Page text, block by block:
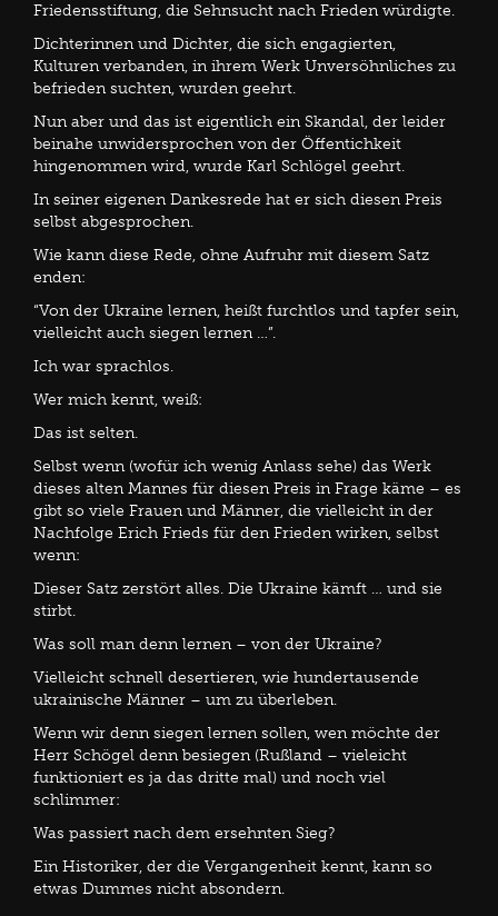
Friedensstiftung, die Sehnsucht nach Frieden würdigte.
Dichterinnen und Dichter, die sich engagierten,
Kulturen verbanden, in ihrem Werk Unversöhnliches zu
befrieden suchten, wurden geehrt.
Nun aber und das ist eigentlich ein Skandal, der leider
beinahe unwidersprochen von der Öffentichkeit
hingenommen wird, wurde Karl Schlögel geehrt.
In seiner eigenen Dankesrede hat er sich diesen Preis
selbst abgesprochen.
Wie kann diese Rede, ohne Aufruhr mit diesem Satz
enden:
“Von der Ukraine lernen, heißt furchtlos und tapfer sein,
vielleicht auch siegen lernen …”.
Ich war sprachlos.
Wer mich kennt, weiß:
Das ist selten.
Selbst wenn (wofür ich wenig Anlass sehe) das Werk
dieses alten Mannes für diesen Preis in Frage käme – es
gibt so viele Frauen und Männer, die vielleicht in der
Nachfolge Erich Frieds für den Frieden wirken, selbst
wenn:
Dieser Satz zerstört alles. Die Ukraine kämft … und sie
stirbt.
Was soll man denn lernen – von der Ukraine?
Vielleicht schnell desertieren, wie hundertausende
ukrainische Männer – um zu überleben.
Wenn wir denn siegen lernen sollen, wen möchte der
Herr Schögel denn besiegen (Rußland – vieleicht
funktioniert es ja das dritte mal) und noch viel
schlimmer:
Was passiert nach dem ersehnten Sieg?
Ein Historiker, der die Vergangenheit kennt, kann so
etwas Dummes nicht absondern.